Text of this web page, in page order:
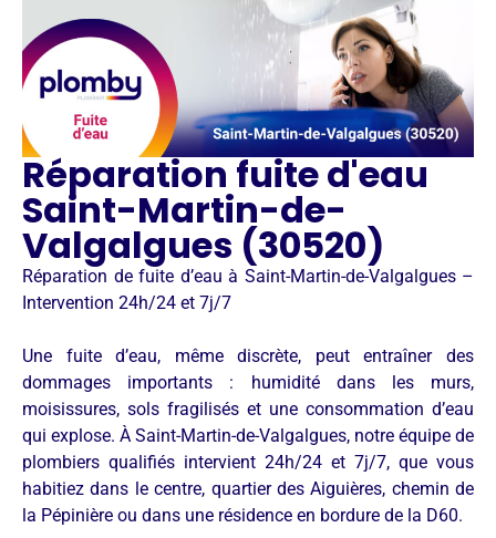
Réparation fuite d'eau
Saint-Martin-de-
Valgalgues (30520)
Réparation de fuite d’eau à Saint-Martin-de-Valgalgues –
Intervention 24h/24 et 7j/7
Une fuite d’eau, même discrète, peut entraîner des
dommages importants : humidité dans les murs,
moisissures, sols fragilisés et une consommation d’eau
qui explose. À Saint-Martin-de-Valgalgues, notre équipe de
plombiers qualifiés intervient 24h/24 et 7j/7, que vous
habitiez dans le centre, quartier des Aiguières, chemin de
la Pépinière ou dans une résidence en bordure de la D60.